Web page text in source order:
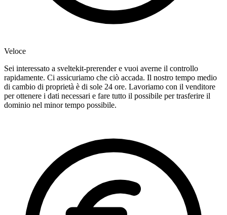
Veloce
Sei interessato a sveltekit-prerender e vuoi averne il controllo
rapidamente. Ci assicuriamo che ciò accada. Il nostro tempo medio
di cambio di proprietà è di sole 24 ore. Lavoriamo con il venditore
per ottenere i dati necessari e fare tutto il possibile per trasferire il
dominio nel minor tempo possibile.